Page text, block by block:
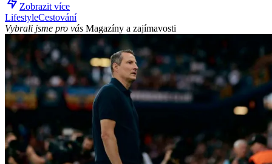
Zobrazit více
LifestyleCestování
Vybrali jsme pro vás Magazíny a zajímavosti